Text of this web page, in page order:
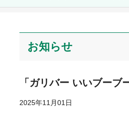
お知らせ
「ガリバー いいブーブ
2025年11月01日